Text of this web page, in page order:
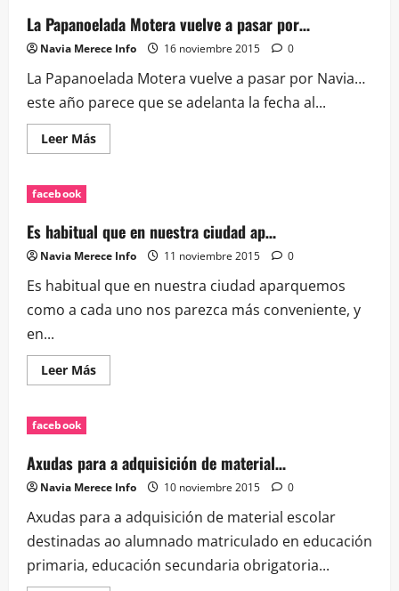
par
de
días
y
parece
La Papanoelada Motera vuelve a pasar por…
Navia Merece Info 16 noviembre 2015 0
La Papanoelada Motera vuelve a pasar por Navia…
este año parece que se adelanta la fecha al...
Leer MásLeer
más
vuelve
a
pasar
por…
facebook
Es habitual que en nuestra ciudad ap…
Navia Merece Info 11 noviembre 2015 0
Es habitual que en nuestra ciudad aparquemos
como a cada uno nos parezca más conveniente, y
en...
Leer MásLeer
más
en
nuestra
ciudad
ap…
facebook
Axudas para a adquisición de material…
Navia Merece Info 10 noviembre 2015 0
Axudas para a adquisición de material escolar
destinadas ao alumnado matriculado en educación
primaria, educación secundaria obrigatoria...